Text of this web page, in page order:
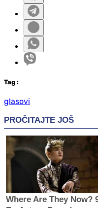
Tag :
glasovi